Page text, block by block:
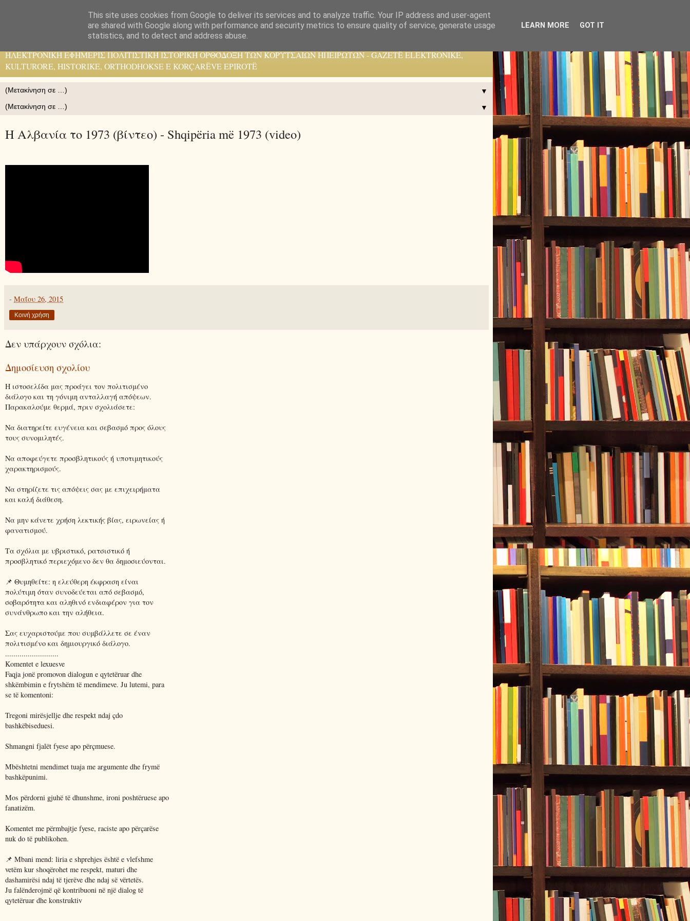
ΗΛΕΚΤΡΟΝΙΚΉ ΕΦΗΜΕΡΙΣ ΠΟΛΙΤΙΣΤΙΚΉ ΙΣΤΟΡΙΚΉ ΟΡΘΌΔΟΞΗ ΤΩΝ ΚΟΡΥΤΣΑΙΩΝ ΗΠΕΙΡΩΤΏΝ - GAZETË ELEKTRONIKE,
KULTURORE, HISTORIKE, ORTHODHOKSE E KORÇARËVE EPIROTË
▼
▼
Η Αλβανία το 1973 (βίντεο) - Shqipëria më 1973 (video)
- Μαΐου 26, 2015
Κοινή χρήση
Δεν υπάρχουν σχόλια:
Δημοσίευση σχολίου
Η ιστοσελίδα μας προάγει τον πολιτισμένο
διάλογο και τη γόνιμη ανταλλαγή απόψεων.
Παρακαλούμε θερμά, πριν σχολιάσετε:
Να διατηρείτε ευγένεια και σεβασμό προς όλους
τους συνομιλητές.
Να αποφεύγετε προσβλητικούς ή υποτιμητικούς
χαρακτηρισμούς.
Να στηρίζετε τις απόψεις σας με επιχειρήματα
και καλή διάθεση.
Να μην κάνετε χρήση λεκτικής βίας, ειρωνείας ή
φανατισμού.
Τα σχόλια με υβριστικό, ρατσιστικό ή
προσβλητικό περιεχόμενο δεν θα δημοσιεύονται.
📌 Θυμηθείτε: η ελεύθερη έκφραση είναι
πολύτιμη όταν συνοδεύεται από σεβασμό,
σοβαρότητα και αληθινό ενδιαφέρον για τον
συνάνθρωπο και την αλήθεια.
Σας ευχαριστούμε που συμβάλλετε σε έναν
πολιτισμένο και δημιουργικό διάλογο.
..........................
Komentet e lexuesve
Faqja jonë promovon dialogun e qytetëruar dhe
shkëmbimin e frytshëm të mendimeve. Ju lutemi, para
se të komentoni:
Tregoni mirësjellje dhe respekt ndaj çdo
bashkëbiseduesi.
Shmangni fjalët fyese apo përçmuese.
Mbështetni mendimet tuaja me argumente dhe frymë
bashkëpunimi.
Mos përdorni gjuhë të dhunshme, ironi poshtëruese apo
fanatizëm.
Komentet me përmbajtje fyese, raciste apo përçarëse
nuk do të publikohen.
📌 Mbani mend: liria e shprehjes është e vlefshme
vetëm kur shoqërohet me respekt, maturi dhe
dashamirësi ndaj të tjerëve dhe ndaj së vërtetës.
Ju falënderojmë që kontribuoni në një dialog të
qytetëruar dhe konstruktiv
This site uses cookies from Google to deliver its services and to analyze traffic. Your IP address and user-agent
are shared with Google along with performance and security metrics to ensure quality of service, generate usage
statistics, and to detect and address abuse.
LEARN MORE GOT IT